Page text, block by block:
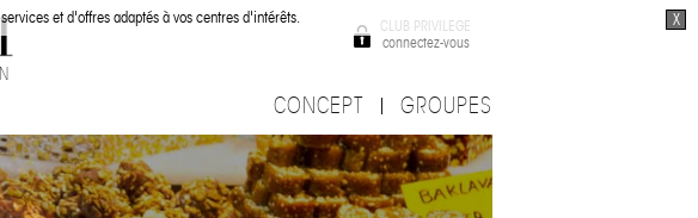
et d'offres adaptés à vos centres d'intérêts. X
CLUB PRIVILEGE
connectez-vous
CONCEPT GROUPES